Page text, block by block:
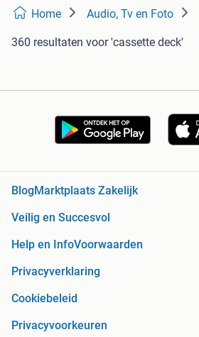
Home Audio, Tv en Foto
360 resultaten voor 'cassette deck'
BlogMarktplaats Zakelijk
Veilig en Succesvol
Help en InfoVoorwaarden
Privacyverklaring
Cookiebeleid
Privacyvoorkeuren